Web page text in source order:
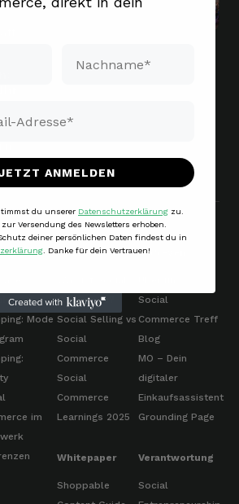
Mode
im
Grundlagen
Commerce?
Social Selling vs
Social
Commerce
Social
Commerce
Learnings 2025
Whitepaper
Shoppable
MoSeven
Social
Commerce Treff
Blog
MO – Dein
digitaler
Einkaufsassistent
Grounding Page
Verantwortung
Social
ANMELDEN
du unserer Datenschutzerklärung zu.
Versendung des Newsletters erhoben.
deiner persönlichen Daten findest du in
. Danke für dein Vertrauen!